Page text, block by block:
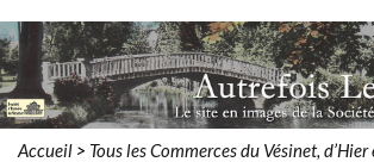
Accueil > Tous les Commerces du Vésinet, d’Hier